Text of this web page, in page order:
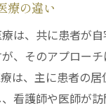
モニタリングが患
と治療の改善
療の違い
は、共に患者が
、そのアプロー
は、主に患者の
看護師や医師が